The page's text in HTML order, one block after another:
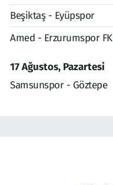
Beşiktaş - Eyüpspor
Amed - Erzurumspor FK
17 Ağustos, Pazartesi
Samsunspor - Göztepe